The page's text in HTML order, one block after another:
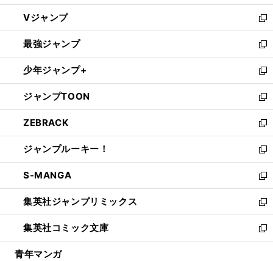
ウ
ィ
ン
ド
ウ
で
開
く
し
い
ウ
ィ
ン
ド
ウ
で
開
く
Vジャンプ
新
し
い
ウ
ィ
ン
ド
ウ
で
開
く
最強ジャンプ
新
し
い
ウ
ィ
ン
ド
ウ
で
開
く
少年ジャンプ+
新
し
い
ウ
ィ
ン
ド
ウ
で
開
く
ジャンプTOON
新
し
い
ウ
ィ
ン
ド
ウ
で
開
く
ZEBRACK
新
し
い
ウ
ィ
ン
ド
ウ
で
開
ジャンプルーキー！
新
し
い
ウ
ィ
ン
ド
ウ
S-MANGA
新
し
い
ウ
ィ
ン
集英社ジャンプリミックス
新
し
い
ウ
集英社コミック文庫
新
し
青年マンガ